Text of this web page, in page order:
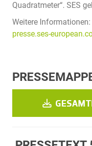
Quadratmeter“. SES
Weitere Informationen:
presse.ses-